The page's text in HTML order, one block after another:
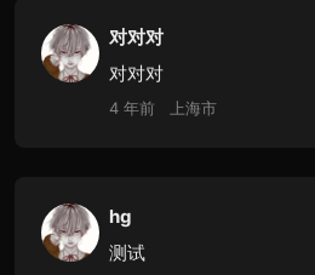
对对对
对对对
4 年前 上海市
hg
测试